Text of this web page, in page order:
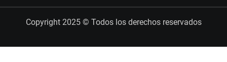
Copyright 2025 © Todos los derechos reservados